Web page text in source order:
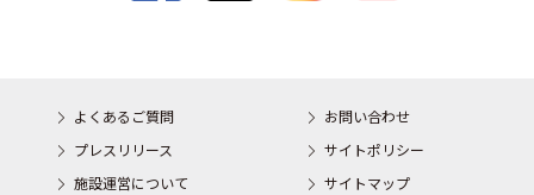
よくあるご質問
お問い合わせ
プレスリリース
サイトポリシー
施設運営について
サイトマップ